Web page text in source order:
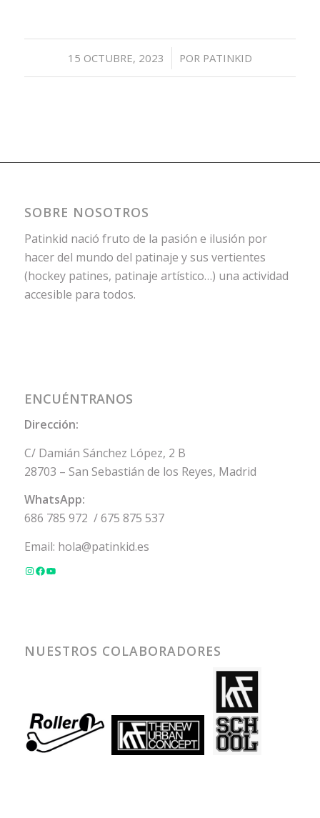
15 OCTUBRE, 2023
/ POR PATINKID
SOBRE NOSOTROS
Patinkid nació fruto de la pasión e ilusión por
hacer del mundo del patinaje y sus vertientes
(hockey patines, patinaje artístico…) una actividad
accesible para todos.
ENCUÉNTRANOS
Dirección:
C/ Damián Sánchez López, 2 B
28703 – San Sebastián de los Reyes, Madrid
WhatsApp:
686 785 972 /675 875 537
Email: hola@patinkid.es
NUESTROS COLABORADORES